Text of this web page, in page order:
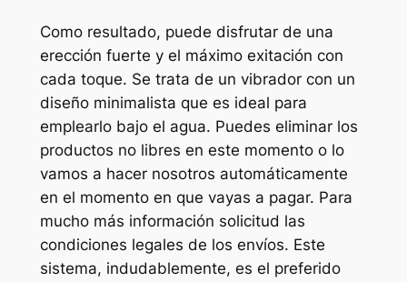
Como resultado, puede disfrutar de una
erección fuerte y el máximo exitación con
cada toque. Se trata de un vibrador con un
diseño minimalista que es ideal para
emplearlo bajo el agua. Puedes eliminar los
productos no libres en este momento o lo
vamos a hacer nosotros automáticamente
en el momento en que vayas a pagar. Para
mucho más información solicitud las
condiciones legales de los envíos. Este
sistema, indudablemente, es el preferido